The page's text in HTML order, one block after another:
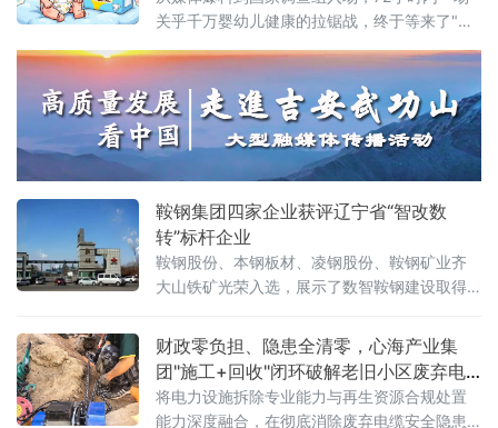
重要力量。合联工业设备深耕高压
关乎千万婴幼儿健康的拉锯战，终于等来了"裁
6月18日，《经济参考报》一篇调查报道犹如深
水炸弹，将"好奇""碧芭宝贝""Babycare"三大
纸尿裤巨头推上风口浪尖——多款主流婴幼儿
纸尿裤被检出甲酰胺，一种被欧盟列为1B类生
殖毒性的有害物质。更令家长心惊的是记者的
鞍钢集团四家企业获评辽宁省“智改数
转”标杆企业
鞍钢股份、本钢板材、凌钢股份、鞍钢矿业齐
大山铁矿光荣入选，展示了数智鞍钢建设取得
智能化、绿色化发展方向，引导各级企业将人
工智能、大数据、工业互联网等与生产经营深
度融合，全力推进智能化改造、数字化转型，
为新鞍钢加快建设世界一流企业注入数智动
财政零负担、隐患全清零，心海产业集
团"施工+回收"闭环破解老旧小区废弃电
缆消隐难题
将电力设施拆除专业能力与再生资源合规处置
能力深度融合，在彻底消除废弃电缆安全隐患